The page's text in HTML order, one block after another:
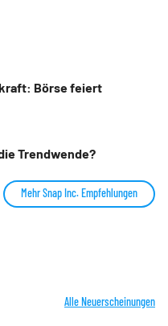
Börse feiert
Trendwende?
Mehr Snap Inc. Empfehlungen
Alle Neuerscheinungen